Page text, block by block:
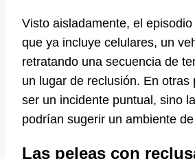
Visto aisladamente, el
que ya incluye celulares, un
retratando una secuencia de
un lugar de reclusión. En
ser un incidente puntual, sino
podrían sugerir un ambiente
Las peleas con